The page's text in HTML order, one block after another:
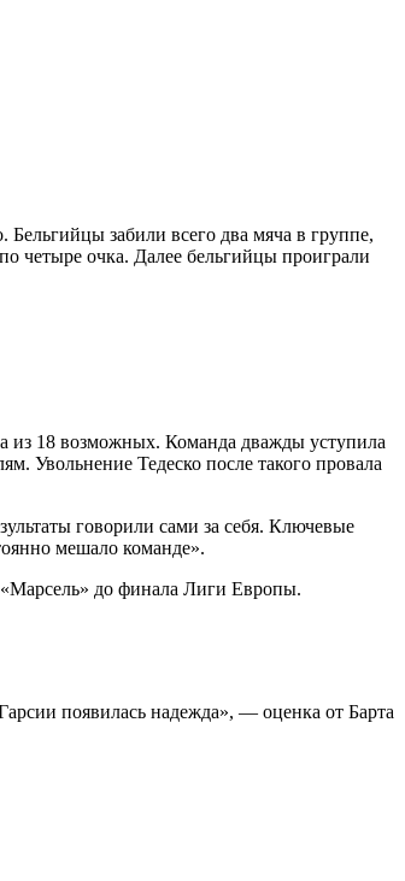
забили всего два мяча в группе,
четыре очка. Далее бельгийцы проиграли
из 18 возможных. Команда дважды уступила
Увольнение Тедеско после такого провала
говорили сами за себя. Ключевые
мешало команде».
«Марсель» до финала Лиги Европы.
появилась надежда», — оценка от Барта